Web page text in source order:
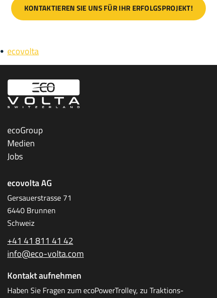
KONTAKTIEREN SIE UNS FÜR IHR ERFOLGSPROJEKT!
ecovolta
ecoGroup
Medien
Jobs
ecovolta AG
Gersauerstrasse 71
6440 Brunnen
Schweiz
+41 41 811 41 42
info@eco-volta.com
Kontakt aufnehmen
Haben Sie Fragen zum ecoPower­Trolley, zu Traktions­